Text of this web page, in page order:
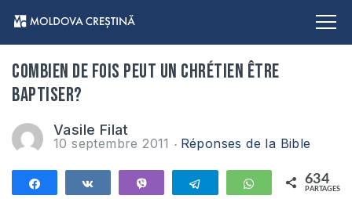
Combien de fois peut un chrétien être
baptiser?
Vasile Filat
10 septembre 2011 Réponses de la Bible
Partagez Partagez Telegram WhatsApp
634
PARTAGES